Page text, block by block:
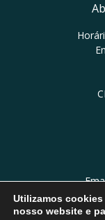
Utilizamos
nosso website e